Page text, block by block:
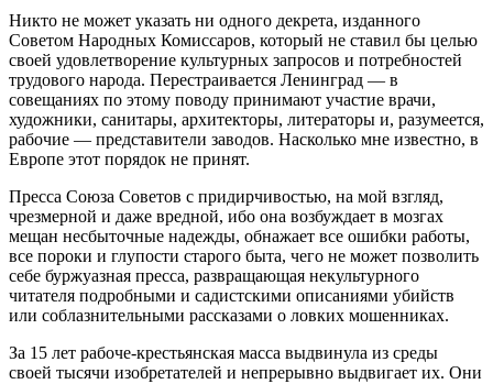
Никто не может указать ни одного декрета, изданного
Советом Народных Комиссаров, который не ставил бы целью
своей удовлетворение культурных запросов и потребностей
трудового народа. Перестраивается Ленинград — в
совещаниях по этому поводу принимают участие врачи,
художники, санитары, архитекторы, литераторы и, разумеется,
рабочие — представители заводов. Насколько мне известно, в
Европе этот порядок не принят.
Пресса Союза Советов с придирчивостью, на мой взгляд,
чрезмерной и даже вредной, ибо она возбуждает в мозгах
мещан несбыточные надежды, обнажает все ошибки работы,
все пороки и глупости старого быта, чего не может позволить
себе буржуазная пресса, развращающая некультурного
читателя подробными и садистскими описаниями убийств
или соблазнительными рассказами о ловких мошенниках.
За 15 лет рабоче-крестьянская масса выдвинула из среды
своей тысячи изобретателей и непрерывно выдвигает их. Они